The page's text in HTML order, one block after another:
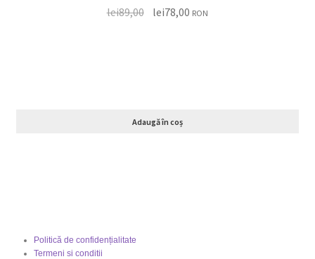
lei89,00 lei78,00 RON
Adaugă în coș
Politică de confidențialitate
Termeni si conditii